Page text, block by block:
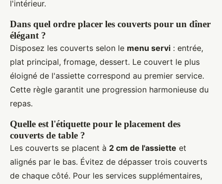
l'intérieur.
Dans quel ordre placer les couverts pour un dîner
élégant ?
Disposez les couverts selon le menu servi : entrée,
plat principal, fromage, dessert. Le couvert le plus
éloigné de l'assiette correspond au premier service.
Cette règle garantit une progression harmonieuse du
repas.
Quelle est l'étiquette pour le placement des
couverts de table ?
Les couverts se placent à 2 cm de l'assiette et
alignés par le bas. Évitez de dépasser trois couverts
de chaque côté. Pour les services supplémentaires,